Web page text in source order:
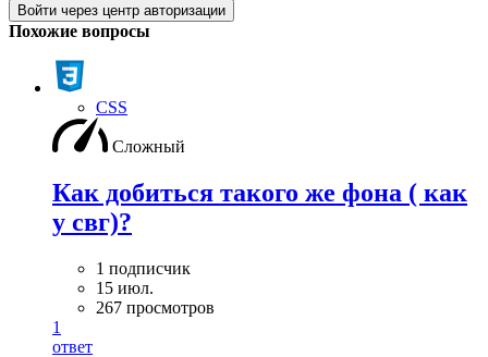
Войти через центр авторизации
Похожие вопросы
CSS
Сложный
Как добиться такого же фона ( как
у свг)?
1 подписчик
15 июл.
267 просмотров
1
ответ